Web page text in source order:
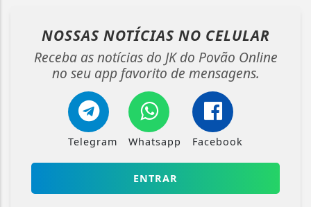
NOSSAS NOTÍCIAS NO CELULAR
Receba as notícias do JK do Povão Online
no seu app favorito de mensagens.
Telegram Whatsapp Facebook
ENTRAR